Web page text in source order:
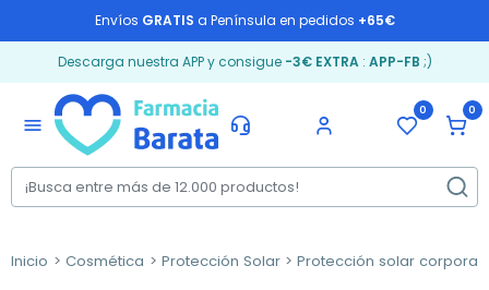
Envíos GRATIS a Península en pedidos +65€
Descarga nuestra APP y consigue -3€ EXTRA: APP-FB ;)
menu
0 0
Inicio Cosmética Protección Solar Protección solar corporal